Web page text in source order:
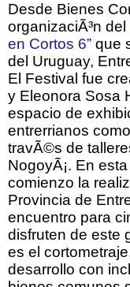
Desde Bienes
organizaciÃ³n del
en Cortos 6” que
del Uruguay,
El Festival fue
y Eleonora Sosa
espacio de
entrerrianos
travÃ©s de
NogoyÃ¡. En
comienzo la
Provincia de
encuentro para
disfruten de este
es el
desarrollo con